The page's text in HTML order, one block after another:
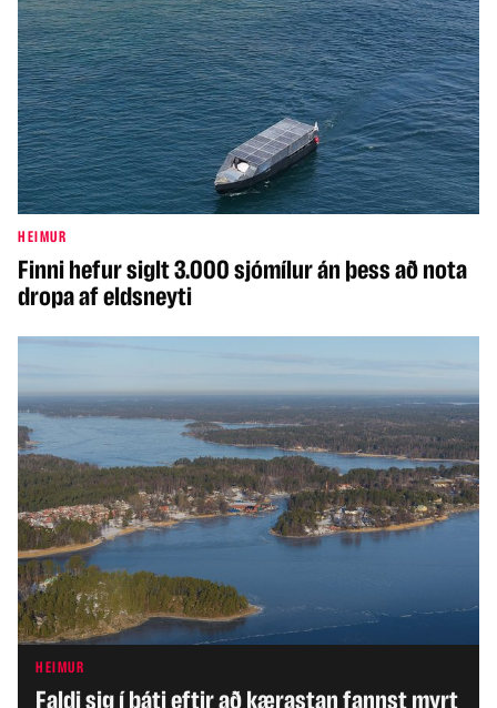
HEIMUR
Finni hefur siglt 3.000 sjómílur án þess að nota
dropa af eldsneyti
HEIMUR
Faldi sig í báti eftir að kærastan fannst myrt